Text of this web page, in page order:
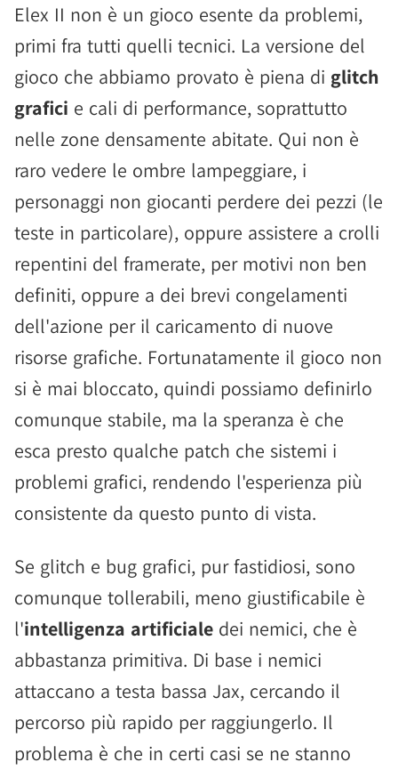
Elex II non è un gioco esente da problemi,
primi fra tutti quelli tecnici. La versione del
gioco che abbiamo provato è piena di glitch
grafici e cali di performance, soprattutto
nelle zone densamente abitate. Qui non è
raro vedere le ombre lampeggiare, i
personaggi non giocanti perdere dei pezzi (le
teste in particolare), oppure assistere a crolli
repentini del framerate, per motivi non ben
definiti, oppure a dei brevi congelamenti
dell'azione per il caricamento di nuove
risorse grafiche. Fortunatamente il gioco non
si è mai bloccato, quindi possiamo definirlo
comunque stabile, ma la speranza è che
esca presto qualche patch che sistemi i
problemi grafici, rendendo l'esperienza più
consistente da questo punto di vista.
Se glitch e bug grafici, pur fastidiosi, sono
comunque tollerabili, meno giustificabile è
l'intelligenza artificiale dei nemici, che è
abbastanza primitiva. Di base i nemici
attaccano a testa bassa Jax, cercando il
percorso più rapido per raggiungerlo. Il
problema è che in certi casi se ne stanno